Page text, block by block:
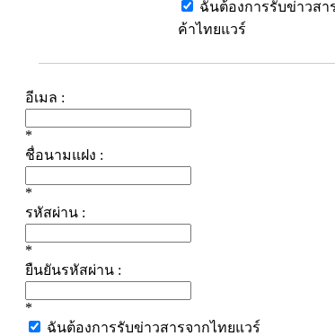
ฉันต้องการรับข่าวสา
ค้าไทยแวร์
อีเมล :
*
ชื่อนามแฝง :
*
รหัสผ่าน :
*
ยืนยันรหัสผ่าน :
*
ฉันต้องการรับข่าวสารจากไทยแวร์